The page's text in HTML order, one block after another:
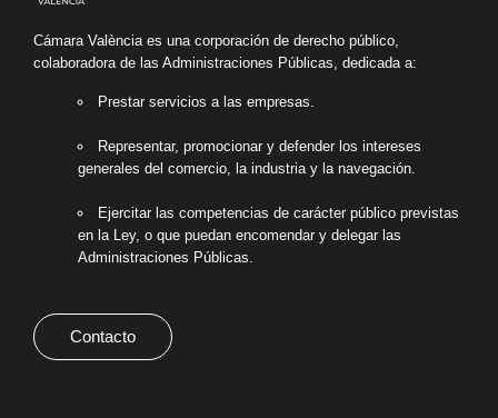
Cámara València es una corporación de derecho público,
colaboradora de las Administraciones Públicas, dedicada a:
Prestar servicios a las empresas.
Representar, promocionar y defender los intereses
generales del comercio, la industria y la navegación.
Ejercitar las competencias de carácter público previstas
en la Ley, o que puedan encomendar y delegar las
Administraciones Públicas.
Contacto